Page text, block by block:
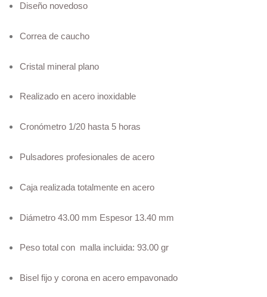
Diseño novedoso
Correa de caucho
Cristal mineral plano
Realizado en acero inoxidable
Cronómetro 1/20 hasta 5 horas
Pulsadores profesionales de acero
Caja realizada totalmente en acero
Diámetro 43.00 mm Espesor 13.40 mm
Peso total con malla incluida: 93.00 gr
Bisel fijo y corona en acero empavonado